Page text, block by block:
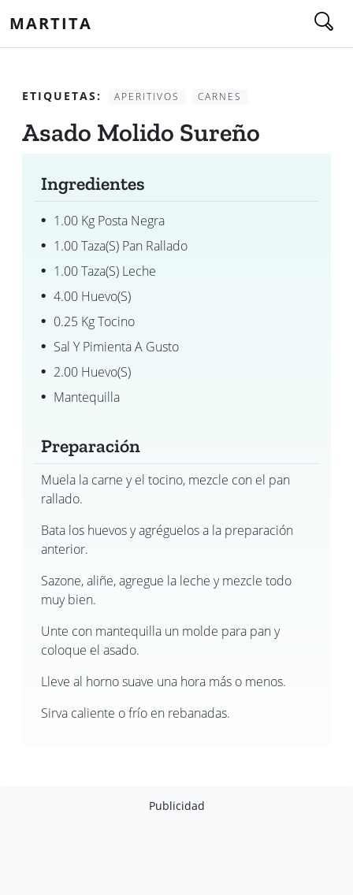
MARTITA
ETIQUETAS: APERITIVOS CARNES
Asado Molido Sureño
Ingredientes
1.00 Kg Posta Negra
1.00 Taza(s) Pan Rallado
1.00 Taza(s) Leche
4.00 Huevo(s)
0.25 Kg Tocino
Sal Y Pimienta A Gusto
2.00 Huevo(s)
Mantequilla
Preparación
Muela la carne y el tocino, mezcle con el pan
rallado.
Bata los huevos y agréguelos a la preparación
anterior.
Sazone, aliñe, agregue la leche y mezcle todo
muy bien.
Unte con mantequilla un molde para pan y
coloque el asado.
Lleve al horno suave una hora más o menos.
Sirva caliente o frío en rebanadas.
Publicidad